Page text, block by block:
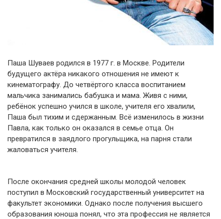
Паша Шуваев родился в 1977 г. в Москве. Родители
будущего актёра никакого отношения не имеют к
кинематографу. До четвёртого класса воспитанием
мальчика занимались бабушка и мама. Живя с ними,
ребёнок успешно учился в школе, учителя его хвалили,
Паша был тихим и сдержанным. Всё изменилось в жизни
Павла, как только он оказался в семье отца. Он
превратился в заядлого прогульщика, на парня стали
жаловаться учителя.
После окончания средней школы молодой человек
поступил в Московский государственный университет на
факультет экономики. Однако после получения высшего
образования юноша понял, что эта профессия не является